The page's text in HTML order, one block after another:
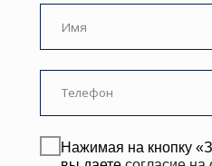
ЗАКАЗАТЬ КОНСУЛЬТАЦИЮ